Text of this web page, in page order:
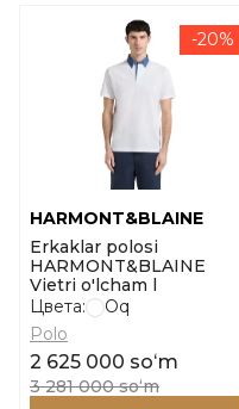
-20%
HARMONT&BLAINE
Erkaklar polosi
HARMONT&BLAINE
Vietri o'lcham l
Цвета:
Oq
Polo
2 625 000 soʻm
3 281 000 soʻm